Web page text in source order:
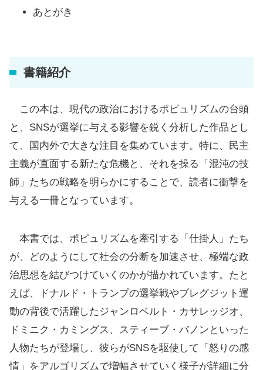
あとがき
書籍紹介
この本は、現代の政治におけるポピュリズムの台頭
と、SNSが選挙に与える影響を鋭く分析した作品とし
て、国内外で大きな注目を集めています。特に、民主
主義が直面する新たな危機と、それを操る「混沌の技
師」たちの戦略を明らかにすることで、読者に衝撃を
与える一冊となっています。
本書では、ポピュリズムを牽引する「仕掛人」たち
が、どのようにして社会の分断を加速させ、極端な政
治思想を結びつけていくのかが描かれています。たと
えば、ドナルド・トランプの選挙戦やブレグジット運
動の背後で活躍したジャンロベルト・カサレッジオ、
ドミニク・カミングス、スティーブ・バノンといった
人物たちが登場し、彼らがSNSを駆使して「怒りの感
情」をアルゴリズムで増幅させていく様子が詳細に分